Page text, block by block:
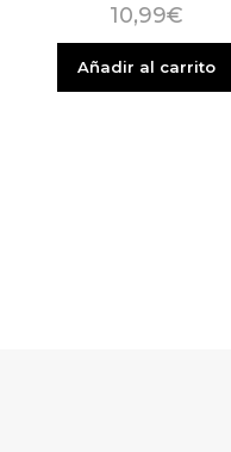
10,99€
Añadir al carrito